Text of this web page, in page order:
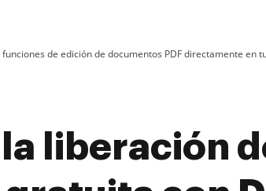
de edición de documentos PDF directamente en
la liberación